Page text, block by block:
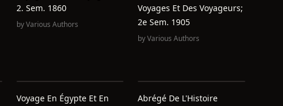
2. Sem. 1860
byVarious Authors
Voyages Et Des Voyageurs;
2e Sem. 1905
byVarious Authors
Voyage En Égypte Et En
Abrégé De L'Histoire